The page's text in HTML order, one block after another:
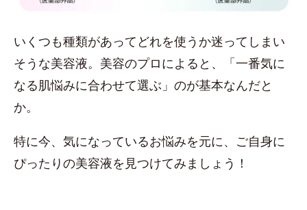
いくつも種類があってどれを使うか迷ってしまい
そうな美容液。美容のプロによると、「一番気に
なる肌悩みに合わせて選ぶ」のが基本なんだと
か。
特に今、気になっているお悩みを元に、ご自身に
ぴったりの美容液を見つけてみましょう！